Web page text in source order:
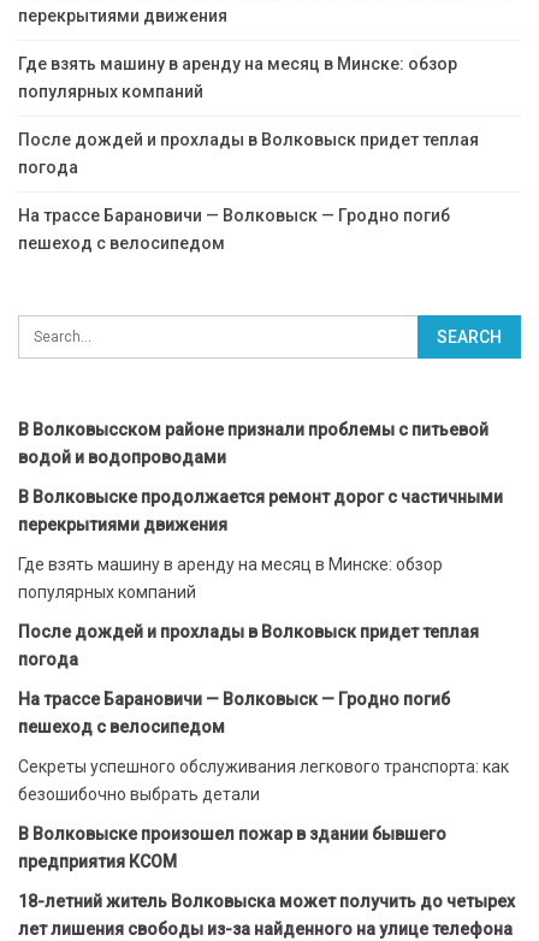
перекрытиями движения
Где взять машину в аренду на месяц в Минске: обзор
популярных компаний
После дождей и прохлады в Волковыск придет теплая
погода
На трассе Барановичи — Волковыск — Гродно погиб
пешеход с велосипедом
В Волковысском районе признали проблемы с питьевой
водой и водопроводами
В Волковыске продолжается ремонт дорог с частичными
перекрытиями движения
Где взять машину в аренду на месяц в Минске: обзор
популярных компаний
После дождей и прохлады в Волковыск придет теплая
погода
На трассе Барановичи — Волковыск — Гродно погиб
пешеход с велосипедом
Секреты успешного обслуживания легкового транспорта: как
безошибочно выбрать детали
В Волковыске произошел пожар в здании бывшего
предприятия КСОМ
18-летний житель Волковыска может получить до четырех
лет лишения свободы из-за найденного на улице телефона